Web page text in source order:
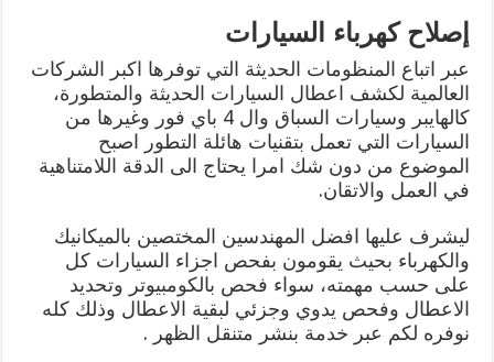
إصلاح كهرباء السيارات
عبر اتباع المنظومات الحديثة التي توفرها اكبر الشركات
العالمية لكشف اعطال السيارات الحديثة والمتطورة،
كالهايبر وسيارات السباق وال 4 باي فور وغيرها من
السيارات التي تعمل بتقنيات هائلة التطور اصبح
الموضوع من دون شك امرا يحتاج الى الدقة اللامتناهية
في العمل والاتقان.
ليشرف عليها افضل المهندسين المختصين بالميكانيك
والكهرباء بحيث يقومون بفحص اجزاء السيارات كل
على حسب مهمته، سواء فحص بالكومبيوتر وتحديد
الاعطال وفحص يدوي وجزئي لبقية الاعطال وذلك كله
نوفره لكم عبر خدمة بنشر متنقل الظهر .